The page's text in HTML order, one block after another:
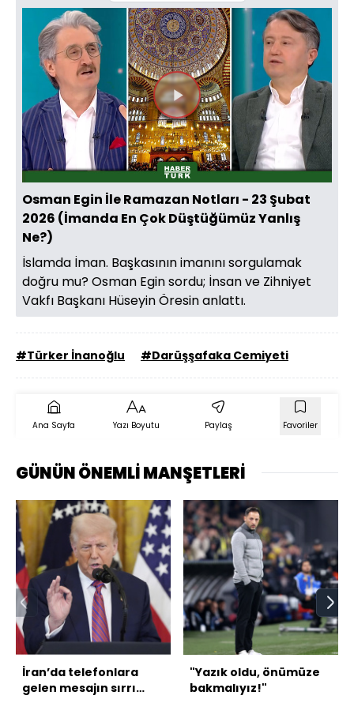
Videoyu
Oynat
Osman Egin İle Ramazan Notları - 23 Şubat
2026 (İmanda En Çok Düştüğümüz Yanlış
Ne?)
İslamda İman. Başkasının imanını sorgulamak
doğru mu? Osman Egin sordu; İnsan ve Zihniyet
Vakfı Başkanı Hüseyin Öresin anlattı.
#Türker İnanoğlu #Darüşşafaka Cemiyeti
Ana Sayfa Yazı Boyutu Paylaş Favoriler
GÜNÜN ÖNEMLİ MANŞETLERİ
İran’da telefonlara
gelen mesajın sırrı
"Yazık oldu, önümüze
bakmalıyız!"